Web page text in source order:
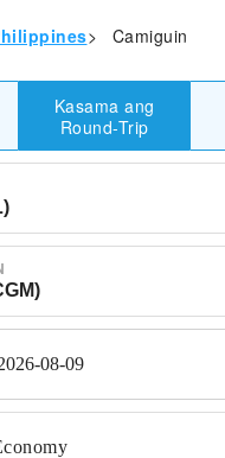
> Camiguin
Kasama ang
Round-Trip
08-09